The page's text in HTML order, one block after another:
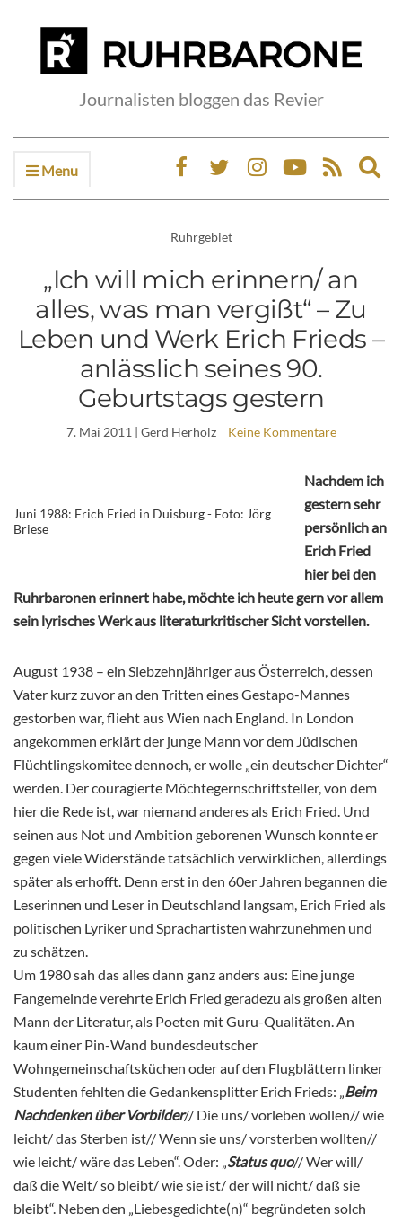
Journalisten bloggen das Revier
Menu
Ruhrgebiet
„Ich will mich erinnern/ an
alles, was man vergißt“ – Zu
Leben und Werk Erich Frieds –
anlässlich seines 90.
Geburtstags gestern
7. Mai 2011 | Gerd Herholz Keine Kommentare
Juni 1988: Erich Fried in Duisburg - Foto: Jörg
Briese
Nachdem ich
gestern sehr
persönlich an
Erich Fried
hier bei den
Ruhrbaronen erinnert habe, möchte ich heute gern vor allem
sein lyrisches Werk aus literaturkritischer Sicht vorstellen.
August 1938 – ein Siebzehnjähriger aus Österreich, dessen
Vater kurz zuvor an den Tritten eines Gestapo-Mannes
gestorben war, flieht aus Wien nach England. In London
angekommen erklärt der junge Mann vor dem Jüdischen
Flüchtlingskomitee dennoch, er wolle „ein deutscher Dichter“
werden. Der couragierte Möchtegernschriftsteller, von dem
hier die Rede ist, war niemand anderes als Erich Fried. Und
seinen aus Not und Ambition geborenen Wunsch konnte er
gegen viele Widerstände tatsächlich verwirklichen, allerdings
später als erhofft. Denn erst in den 60er Jahren begannen die
Leserinnen und Leser in Deutschland langsam, Erich Fried als
politischen Lyriker und Sprachartisten wahrzunehmen und
zu schätzen.
Um 1980 sah das alles dann ganz anders aus: Eine junge
Fangemeinde verehrte Erich Fried geradezu als großen alten
Mann der Literatur, als Poeten mit Guru-Qualitäten. An
kaum einer Pin-Wand bundesdeutscher
Wohngemeinschaftsküchen oder auf den Flugblättern linker
Studenten fehlten die Gedankensplitter Erich Frieds: „Beim
Nachdenken über Vorbilder// Die uns/ vorleben wollen// wie
leicht/ das Sterben ist// Wenn sie uns/ vorsterben wollten//
wie leicht/ wäre das Leben“. Oder: „Status quo// Wer will/
daß die Welt/ so bleibt/ wie sie ist/ der will nicht/ daß sie
bleibt“. Neben den „Liebesgedichte(n)“ begründeten solch